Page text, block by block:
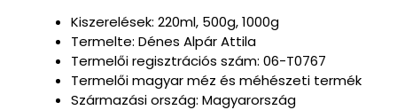
Kiszerelések: 220ml, 500g, 1000g
Termelte: Dénes Alpár Attila
Termelői regisztrációs szám: 06-T0767
Termelői magyar méz és méhészeti termék
Származási ország: Magyarország